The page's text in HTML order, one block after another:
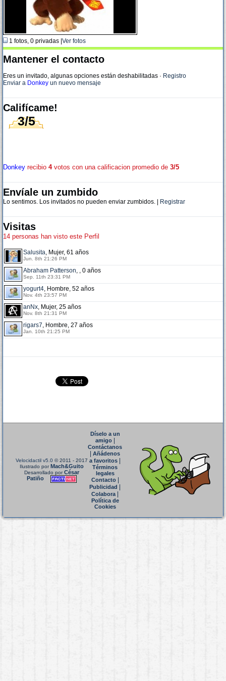
1 fotos, 0 privadas | Ver fotos
Mantener el contacto
Eres un invitado, algunas opciones están deshabilitadas · Registro
Enviar a Donkey un nuevo mensaje
Califícame!
3/5
Donkey recibio 4votos con una calificacion promedio de 3/5
Envíale un zumbido
Lo sentimos. Los invitados no pueden enviar zumbidos. | Registrar
Visitas
14 personas han visto este Perfil
Salusita, Mujer, 61 años
Jun. 8th 21:26 PM
Abraham Patterson, , 0 años
Sep. 11th 23:31 PM
yogurt4, Hombre, 52 años
Nov. 4th 23:57 PM
anNx, Mujer, 25 años
Nov. 8th 21:31 PM
rigars7, Hombre, 27 años
Jan. 10th 21:25 PM
Velocidactil v5.0 © 2011 - 2017
Ilustrado porMach&Guito
Desarrollado porCésar
Patiño
Díselo a un
amigo|
Contáctanos
Añádenos
a favoritos
Términos
legales
Contacto|
Publicidad
Colabora|
Política de
Cookies